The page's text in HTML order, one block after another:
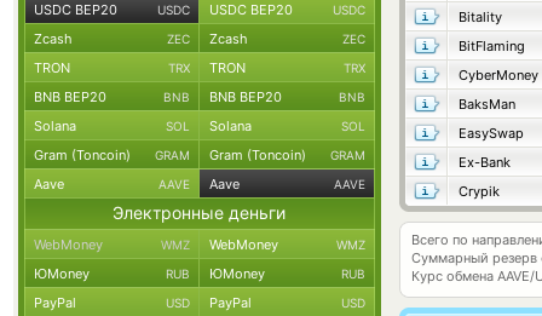
Bitality
BitFlaming
CyberMoney
BaksMan
EasySwap
Ex-Bank
Crypik
Всего по
Суммарный резерв
Курс обмена AAVE/
USDC BEP20 USDC USDC BEP20 USDC
Zcash ZEC Zcash ZEC
TRON TRX TRON TRX
BNB BEP20 BNB BNB BEP20 BNB
Solana SOL Solana SOL
Gram (Toncoin) GRAM Gram (Toncoin) GRAM
Aave AAVE Aave AAVE
Электронные деньги
WebMoney WMZ WebMoney WMZ
ЮMoney RUB ЮMoney RUB
PayPal USD PayPal USD